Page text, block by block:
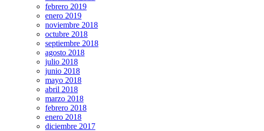
febrero 2019
enero 2019
noviembre 2018
octubre 2018
septiembre 2018
agosto 2018
julio 2018
junio 2018
mayo 2018
abril 2018
marzo 2018
febrero 2018
enero 2018
diciembre 2017